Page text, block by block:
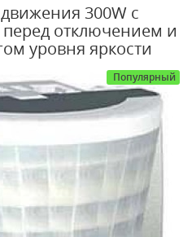
300W с
отключением и
уровня яркости
Популярный